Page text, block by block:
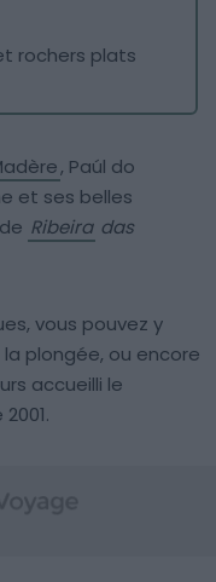
rochers plats
, Paúl do
et ses belles
Ribeira das
vous pouvez y
plongée, ou encore
accueilli le